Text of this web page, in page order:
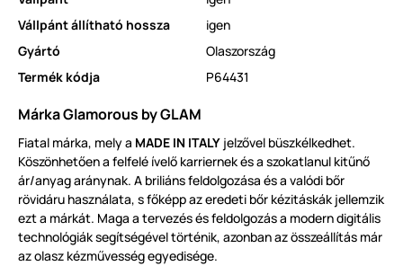
Vállpánt állítható hossza
igen
Gyártó
Olaszország
Termék kódja
P64431
Márka Glamorous by GLAM
Fiatal márka, mely a MADE IN ITALY jelzővel büszkélkedhet.
Köszönhetően a felfelé ívelő karriernek és a szokatlanul kitűnő
ár/anyag aránynak. A briliáns feldolgozása és a valódi bőr
rövidáru használata, s főképp az eredeti bőr kézitáskák jellemzik
ezt a márkát. Maga a tervezés és feldolgozás a modern digitális
technológiák segítségével történik, azonban az összeállítás már
az olasz kézművesség egyedisége.